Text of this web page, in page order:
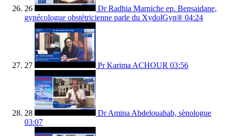
26
Dr Radhia Marniche ep. Bensaidane,
gynécologue obstétricienne parle du XydolGyn® 04:24
27 Pr Karima ACHOUR 03:56
28
Dr Amina Abdelouahab, sènologue
03:07